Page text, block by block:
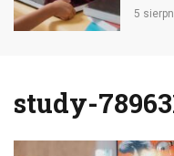
5
study-